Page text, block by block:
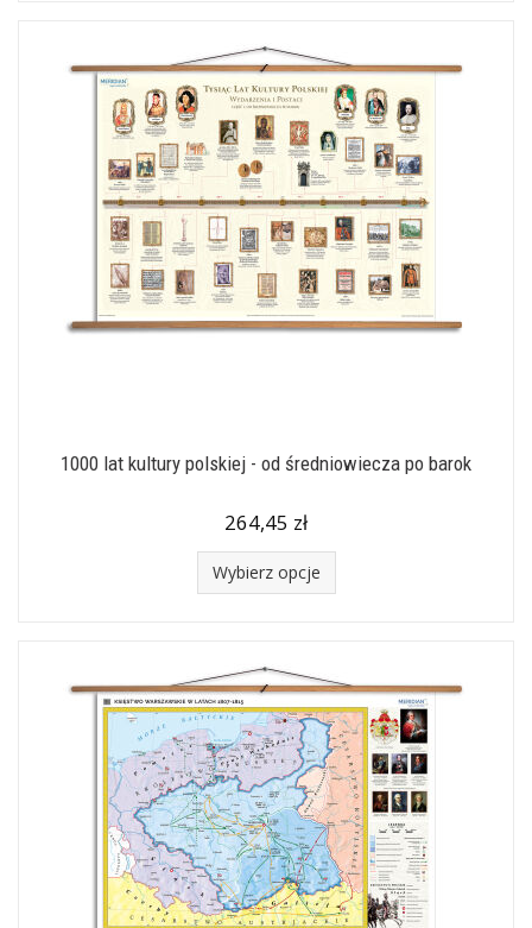
1000 lat kultury polskiej - od średniowiecza po barok
264,45 zł
Wybierz opcje